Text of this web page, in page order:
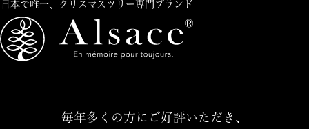
日本で唯一、クリスマスツリー専門ブランド
毎年多くの方にご好評いただき、